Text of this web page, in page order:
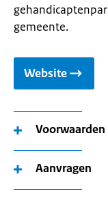
gemeente.
Website
Voorwaarden
Aanvragen